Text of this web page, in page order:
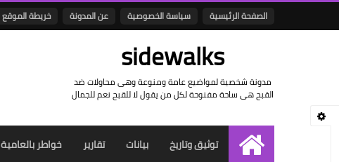
الصفحة الرئيسية سياسة الخصوصية عن المدونة خريطة الموقع
sidewalks
مدونة شخصية لمواضيع عامة ومنوعة وهى محاولات ضد
القبح هى ساحة مفنوحة لكل من يقول لا للقبح نعم للجمال
الرئيسية
توثيق وتاريخ بيانات تقارير خواطر بالعامية